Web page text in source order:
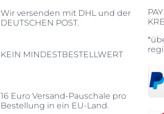
Wir versenden mit DHL und der
DEUTSCHEN POST.
KEIN MINDESTBESTELLWERT
16 Euro Versand-Pauschale pro
Bestellung in ein EU-Land.